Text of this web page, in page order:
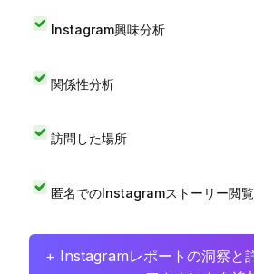
Instagram興味分析
関係性分析
訪問した場所
匿名でのInstagramストーリー閲覧
+ Instagramレポートの洞察と